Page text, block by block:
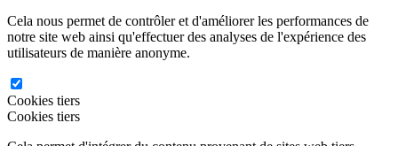
Cela nous permet de contrôler et d'améliorer les performances de
notre site web ainsi qu'effectuer des analyses de l'expérience des
utilisateurs de manière anonyme.
Cookies tiers
Cookies tiers